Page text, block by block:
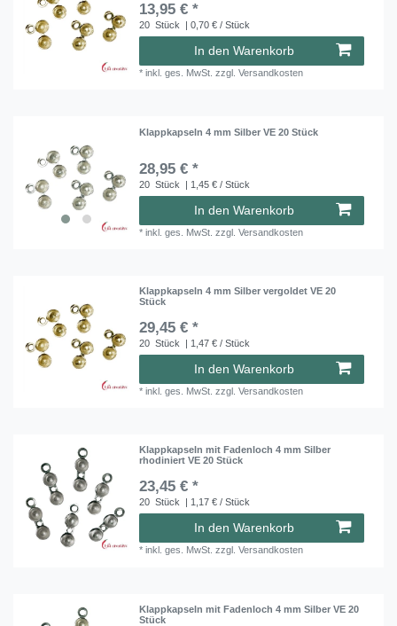
13,95 € *
20 Stück | 0,70 € / Stück
In den Warenkorb
*inkl. ges. MwSt. zzgl.Versandkosten
Klappkapseln 4 mm Silber VE 20 Stück
28,95 € *
20 Stück | 1,45 € / Stück
In den Warenkorb
*inkl. ges. MwSt. zzgl.Versandkosten
Klappkapseln 4 mm Silber vergoldet VE 20
Stück
29,45 € *
20 Stück | 1,47 € / Stück
In den Warenkorb
*inkl. ges. MwSt. zzgl.Versandkosten
Klappkapseln mit Fadenloch 4 mm Silber
rhodiniert VE 20 Stück
23,45 € *
20 Stück | 1,17 € / Stück
In den Warenkorb
*inkl. ges. MwSt. zzgl.Versandkosten
Klappkapseln mit Fadenloch 4 mm Silber VE 20
Stück